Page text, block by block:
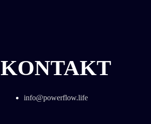
KONTAKT
info@powerflow.life